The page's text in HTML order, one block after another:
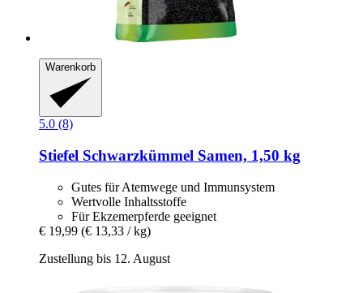
Warenkorb
5.0 (8)
Stiefel Schwarzkümmel Samen, 1,50 kg
Gutes für Atemwege und Immunsystem
Wertvolle Inhaltsstoffe
Für Ekzemerpferde geeignet
€ 19,99 (€ 13,33 / kg)
Zustellung bis 12. August